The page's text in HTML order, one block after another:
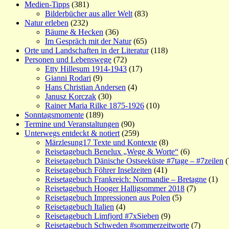
Medien-Tipps (381)
Bilderbücher aus aller Welt (83)
Natur erleben (232)
Bäume & Hecken (36)
Im Gespräch mit der Natur(65)
Orte und Landschaften in der Literatur(118)
Personen und Lebenswege (72)
Etty Hillesum 1914-1943 (17)
Gianni Rodari (9)
Hans Christian Andersen (4)
Janusz Korczak (30)
Rainer Maria Rilke 1875-1926 (10)
Sonntagsmomente (189)
Termine und Veranstaltungen (90)
Unterwegs entdeckt & notiert (259)
Märzlesung17 Texte und Kontexte (8)
Reisetagebuch Benelux „Wege & Worte“ (6)
Reisetagebuch Dänische Ostseeküste #7tage – #7zeilen
Reisetagebuch Föhrer Inselzeiten (41)
Reisetagebuch Frankreich: Normandie – Bretagne (1)
Reisetagebuch Hooger Halligsommer 2018 (7)
Reisetagebuch Impressionen aus Polen (5)
Reisetagebuch Italien (4)
Reisetagebuch Limfjord #7xSieben (9)
Reisetagebuch Schweden #sommerzeitworte (7)